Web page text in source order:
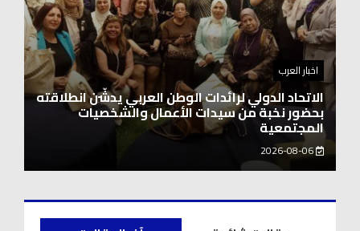
اخبار العرب
اغنيتين وطنيتين جميلتين للفنان المايسترو ابراهيم
بركات
2026-08-06